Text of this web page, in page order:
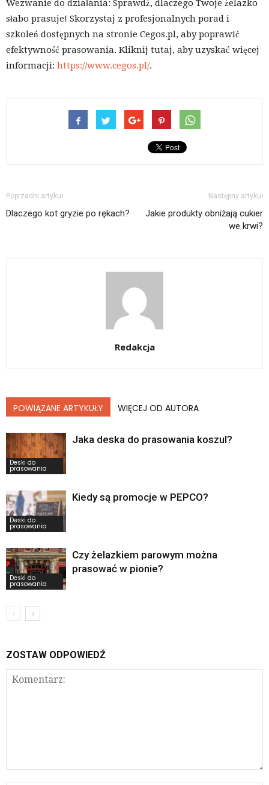
Wezwanie do działania: Sprawdź, dlaczego Twoje żelazko
słabo prasuje! Skorzystaj z profesjonalnych porad i
szkoleń dostępnych na stronie Cegos.pl, aby poprawić
efektywność prasowania. Kliknij tutaj, aby uzyskać więcej
informacji: https://www.cegos.pl/.
Poprzedni artykuł
Dlaczego kot gryzie po rękach?
Następny artykuł
Jakie produkty obniżają cukier
we krwi?
Redakcja
POWIĄZANE ARTYKUŁY WIĘCEJ OD AUTORA
Deski do
prasowania
Jaka deska do prasowania koszul?
Deski do
prasowania
Kiedy są promocje w PEPCO?
Deski do
prasowania
Czy żelazkiem parowym można
prasować w pionie?
ZOSTAW ODPOWIEDŹ